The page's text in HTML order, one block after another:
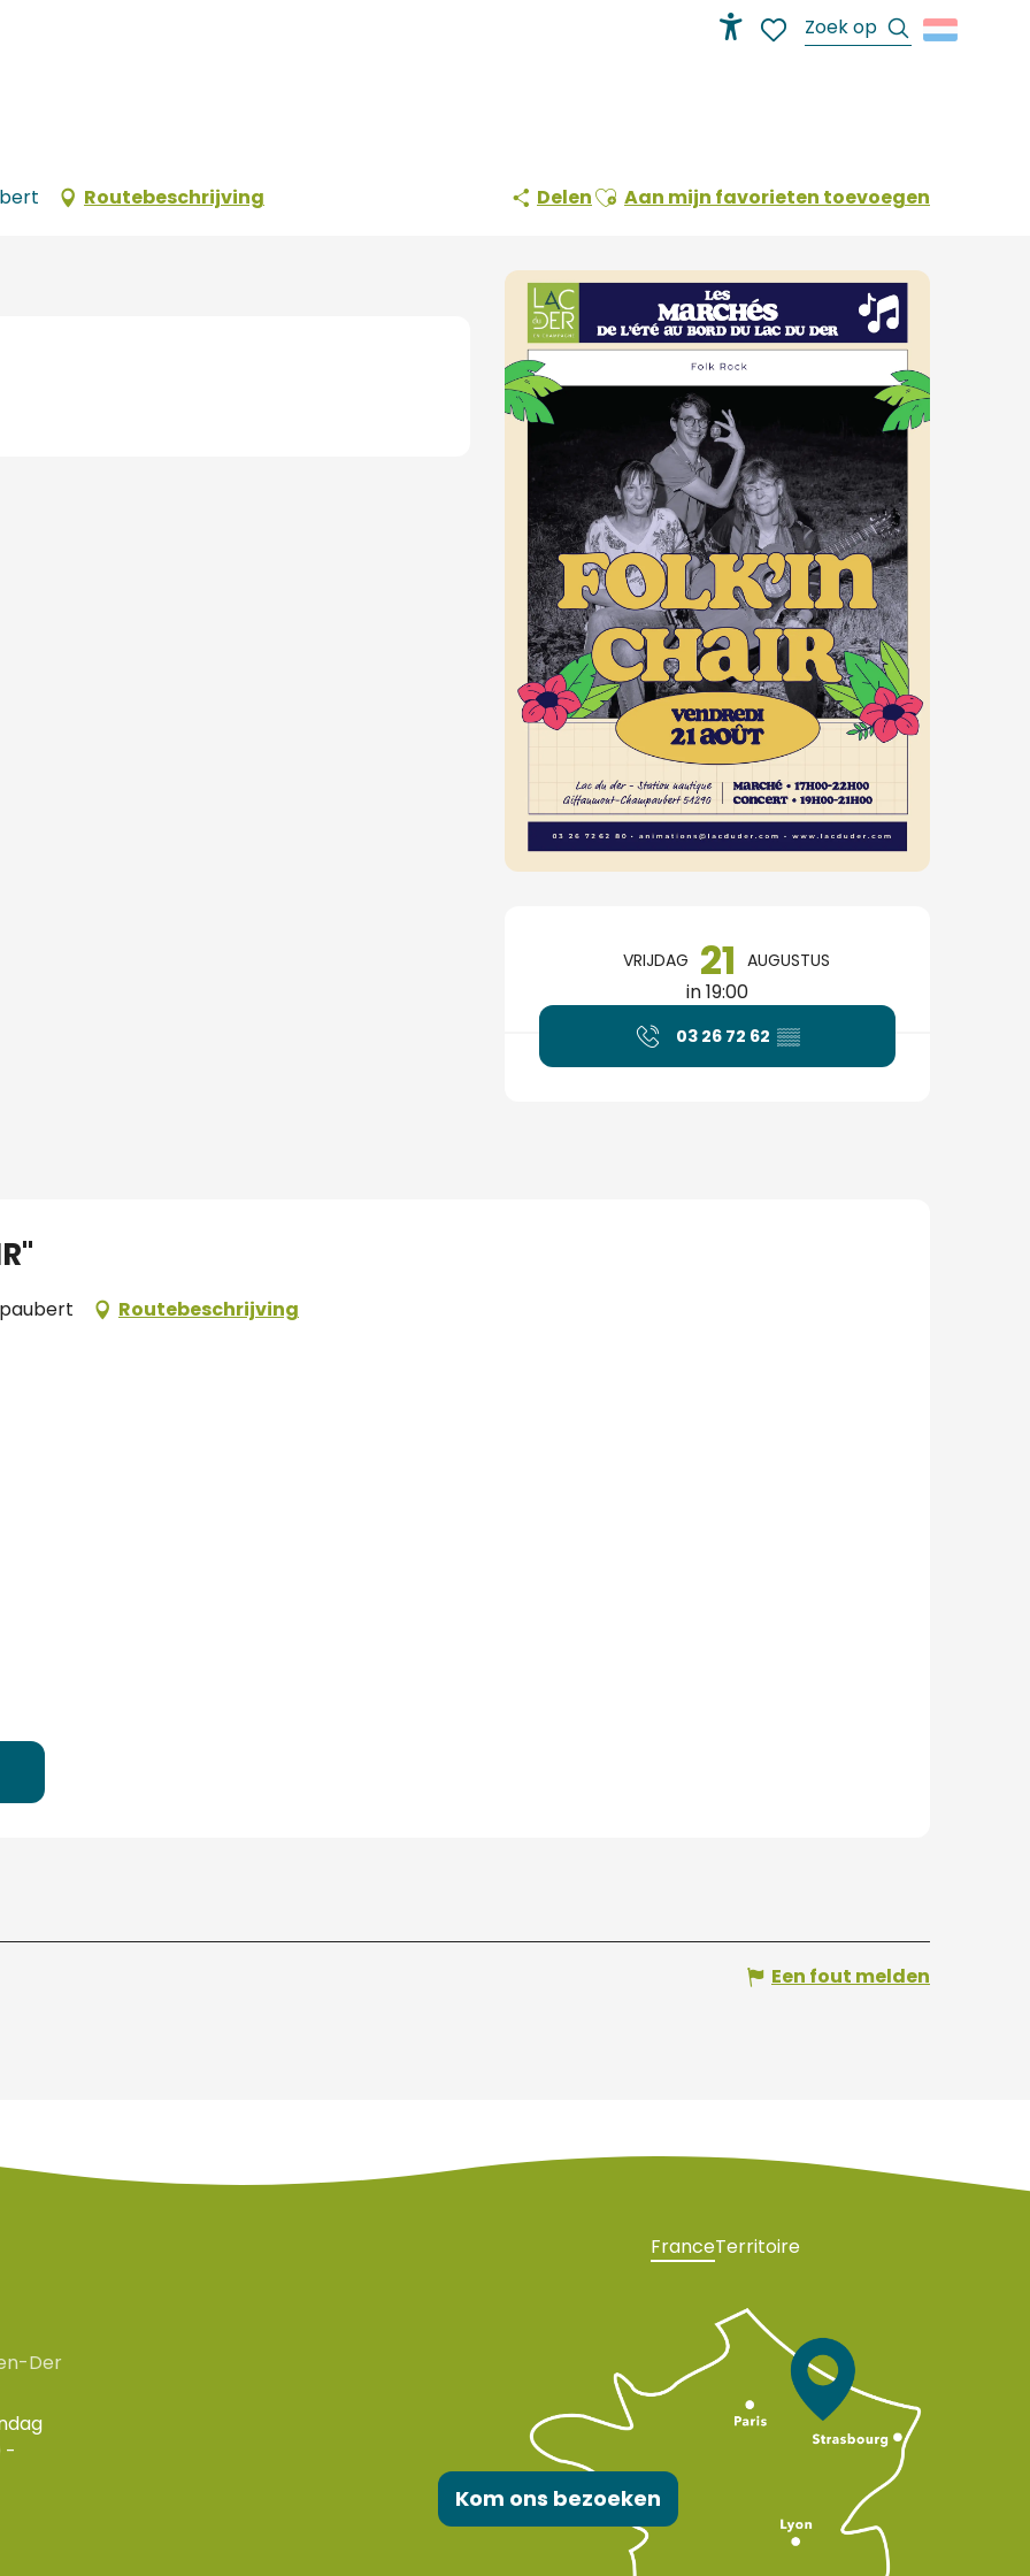
Zoek op
Routebeschrijving DelenAjouter aux favoris
Aan mijn favorieten toevoegen
Openingstijden en
VRIJDAG 21 AUGUSTUS
in 19:00
03 26 72 62 ▒▒
Routebeschrijving
Een fout melden
Der
-
FranceTerritoire
Kom ons bezoeken